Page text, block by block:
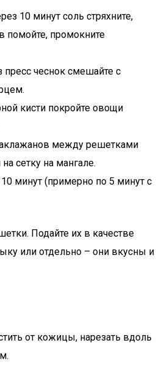
10 минут соль стряхните,
помойте, промокните
чеснок смешайте с
кисти покройте овощи
между решетками
сетку на мангале.
минут (примерно по 5 минут с
Подайте их в качестве
или отдельно – они вкусны и
от кожицы, нарезать вдоль